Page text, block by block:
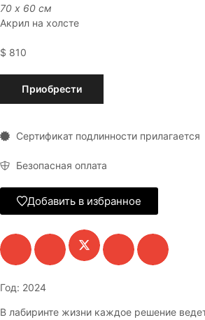
70 x 60 см
Акрил на холсте
$ 810
Приобрести
Сертификат подлинности прилагается
Безопасная оплата
Добавить в избранное
Год: 2024
В лабиринте жизни каждое решение